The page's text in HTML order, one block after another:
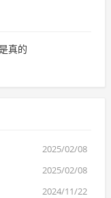
真的
2025/02/08
2025/02/08
2024/11/22